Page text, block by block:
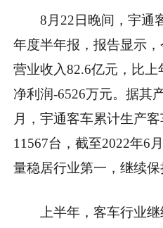
8月22日晚间，宇通
年度半年报，报告显示
营业收入82.6亿元，比
净利润-6526万元。据其
月，宇通客车累计生产
11567台，截至2022年6
量稳居行业第一，继续保
上半年，客车行业